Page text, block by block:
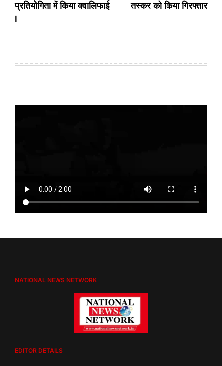
प्रतियोगिता में किया क्वालिफाई
l
तस्कर को किया गिरफ्तार
NATIONAL NEWS NETWORK
EDITOR DETAILS